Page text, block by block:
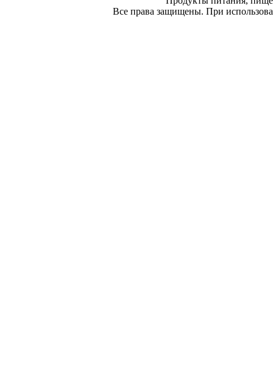
Все права защищены. При